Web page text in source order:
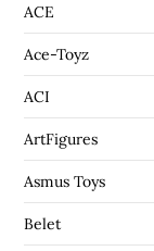
ACE
Ace-Toyz
ACI
ArtFigures
Asmus Toys
Belet